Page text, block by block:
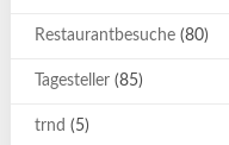
Restaurantbesuche(80)
Tagesteller(85)
trnd (5)